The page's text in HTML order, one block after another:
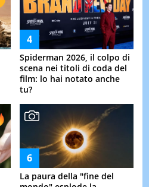
Spiderman 2026, il colpo di
scena nei titoli di coda del
film: lo hai notato anche
tu?
La paura della "fine del